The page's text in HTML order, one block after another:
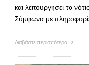
και λειτουργήσει το
Σύμφωνα με
Διαβάστε περισσότερα